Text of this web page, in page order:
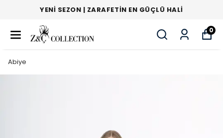
YENI SEZON | ZARAFETIN EN GÜÇLÜ HALI
0
Abiye